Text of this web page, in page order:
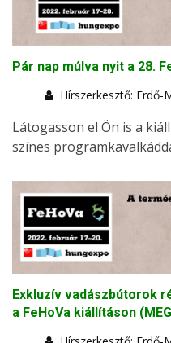
Pár nap múlva nyit a 28.
Hírszerkesztő: Erdő-
Látogasson el Ön is a
színes
Exkluzív vadászbútorok
a FeHoVa kiállításon